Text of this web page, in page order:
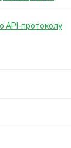
API-протоколу